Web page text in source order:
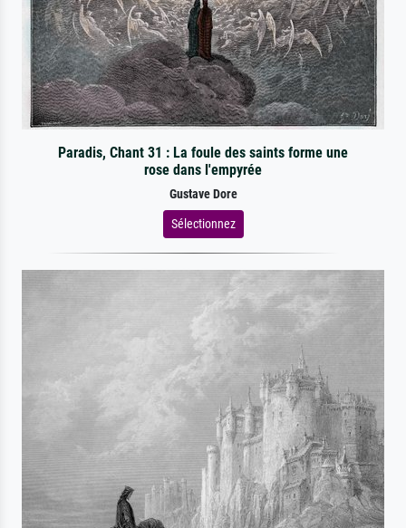
Paradis, Chant 31 : La foule des saints forme une
rose dans l'empyrée
Gustave Dore
Sélectionnez